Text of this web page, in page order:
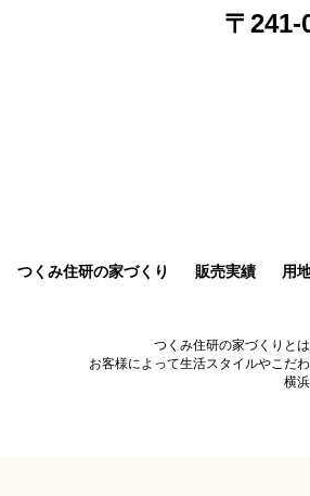
〒
つくみ住研の家づくり 販売実績 用
つくみ住研の家づくりと
お客様によって生活スタイルやこだ
横